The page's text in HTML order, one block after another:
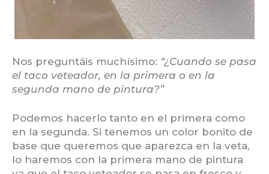
Nos preguntáis muchísimo: “¿Cuando se pasa
el taco veteador, en la primera o en la
segunda mano de pintura?”
Podemos hacerlo tanto en el primera como
en la segunda. Si tenemos un color bonito de
base que queremos que aparezca en la veta,
lo haremos con la primera mano de pintura